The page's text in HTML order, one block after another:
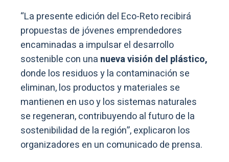
“La presente edición del Eco-Reto recibirá
propuestas de jóvenes emprendedores
encaminadas a impulsar el desarrollo
sostenible con una nueva visión del plástico,
donde los residuos y la contaminación se
eliminan, los productos y materiales se
mantienen en uso y los sistemas naturales
se regeneran, contribuyendo al futuro de la
sostenibilidad de la región”, explicaron los
organizadores en un comunicado de prensa.